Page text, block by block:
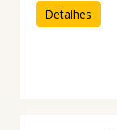
Detalhes